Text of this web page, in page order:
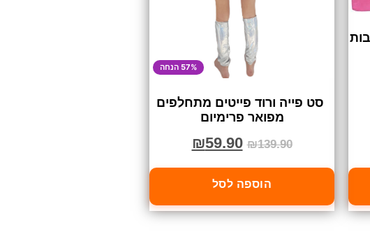
57% הנחה
סט פייה ורוד פייטים מתחלפים
מפואר פרימיום
₪139.90
₪59.90
הוספה לסל